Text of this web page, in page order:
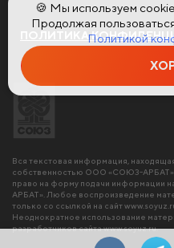
ПОЛИТИКА
Вся текстовая информация,
собственностью ООО «СОЮЗ-АРБАТ»
право на форму подачи информации
АРБАТ». Любое воспроизведение
только со ссылкой на сайт
Неоднократное использование
разработчиков сайтаwww.soyuz.ru.
🍪 Мы используем
Продолжая
Политикой